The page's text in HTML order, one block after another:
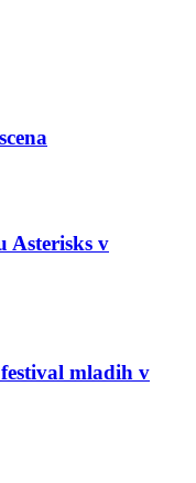
Asterisks v
mladih v